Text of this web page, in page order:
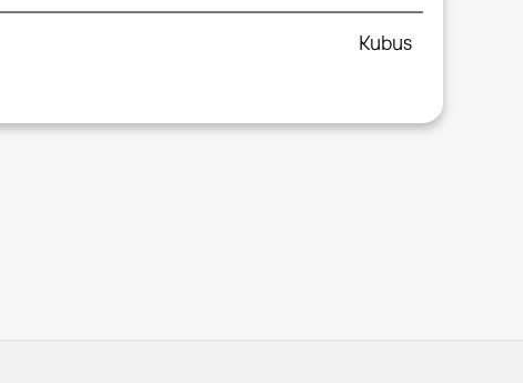
Kubus